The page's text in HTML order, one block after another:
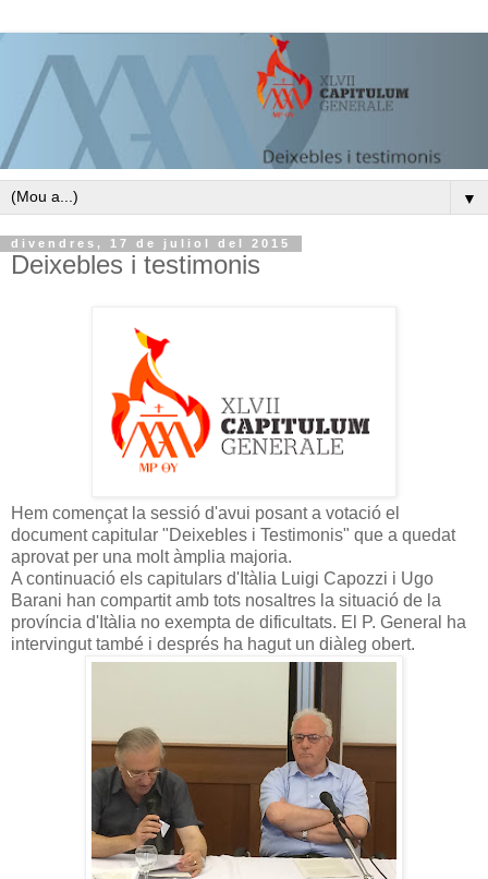
▼
divendres, 17 de juliol del 2015
Deixebles i testimonis
Hem començat la sessió d'avui posant a votació el
document capitular "Deixebles i Testimonis" que a quedat
aprovat per una molt àmplia majoria.
A continuació els capitulars d'Itàlia Luigi Capozzi i Ugo
Barani han compartit amb tots nosaltres la situació de la
província d'Itàlia no exempta de dificultats. El P. General ha
intervingut també i després ha hagut un diàleg obert.